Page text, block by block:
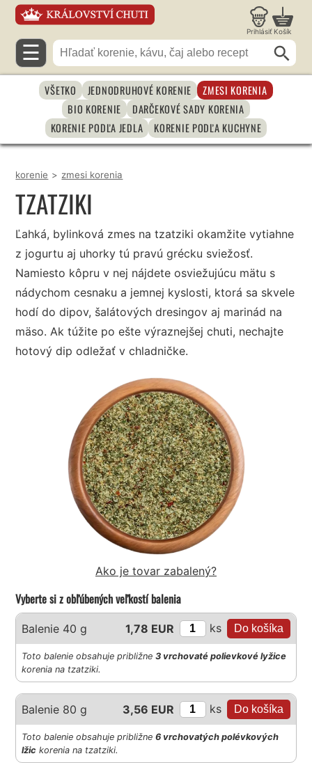
Prihlásiť Košík
☰
VŠETKO JEDNODRUHOVÉ KORENIE
ZMESI KORENIA
BIO KORENIE
DARČEKOVÉ SADY KORENIA
KORENIE PODĽA JEDLA
KORENIE PODĽA KUCHYNE
korenie > zmesi korenia
TZATZIKI
Ľahká, bylinková zmes na tzatziki okamžite vytiahne
z jogurtu aj uhorky tú pravú grécku sviežosť.
Namiesto kôpru v nej nájdete osviežujúcu mätu s
nádychom cesnaku a jemnej kyslosti, ktorá sa skvele
hodí do dipov, šalátových dresingov aj marinád na
mäso. Ak túžite po ešte výraznejšej chuti, nechajte
hotový dip odležať v chladničke.
Ako je tovar zabalený?
Vyberte si z obľúbených veľkostí balenia
Balenie 40 g 1,78 EUR ks
Toto balenie obsahuje približne3 vrchovaté polievkové lyžice
korenia na tzatziki.
Balenie 80 g 3,56 EUR ks
Toto balenie obsahuje približne6 vrchovatých polévkových
lžic korenia na tzatziki.